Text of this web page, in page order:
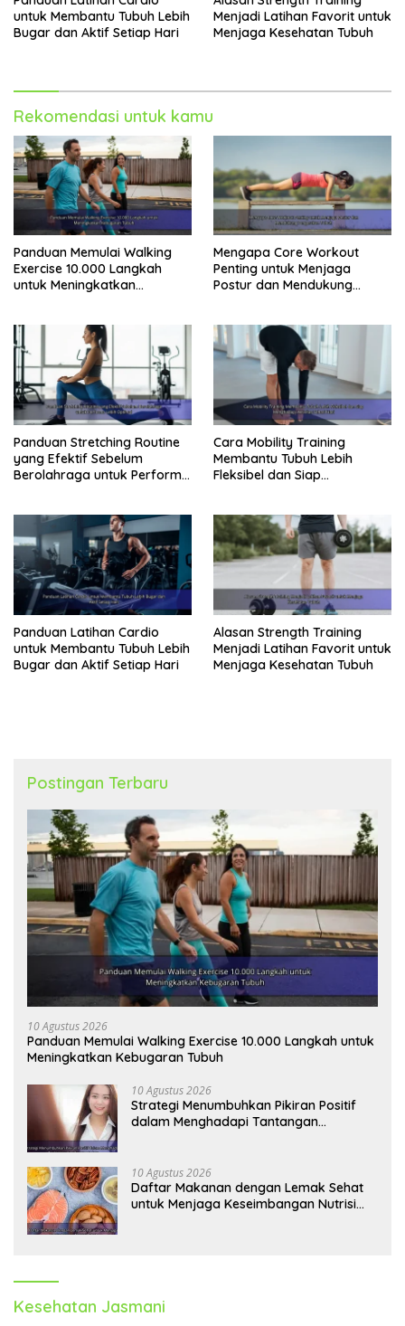
untuk Membantu Tubuh Lebih
Bugar dan Aktif Setiap Hari
Menjadi Latihan Favorit untuk
Menjaga Kesehatan Tubuh
Rekomendasi untuk kamu
Panduan Memulai Walking
Exercise 10.000 Langkah
untuk Meningkatkan
Mengapa Core Workout
Penting untuk Menjaga
Postur dan Mendukung
Panduan Stretching Routine
yang Efektif Sebelum
Berolahraga untuk Performa
Cara Mobility Training
Membantu Tubuh Lebih
Fleksibel dan Siap
Panduan Latihan Cardio
untuk Membantu Tubuh Lebih
Bugar dan Aktif Setiap Hari
Alasan Strength Training
Menjadi Latihan Favorit untuk
Menjaga Kesehatan Tubuh
Postingan Terbaru
10 Agustus 2026
Panduan Memulai Walking Exercise 10.000 Langkah untuk
Meningkatkan Kebugaran Tubuh
10 Agustus 2026
Strategi Menumbuhkan Pikiran Positif
dalam Menghadapi Tantangan
10 Agustus 2026
Daftar Makanan dengan Lemak Sehat
untuk Menjaga Keseimbangan Nutrisi
Kesehatan Jasmani